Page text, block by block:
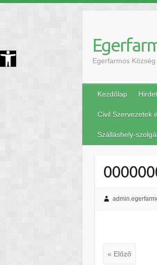
Eszköztár megnyitása
Egerfarmos
Kezdőlap
Civil Szervezetek
Szálláshely-
« Előző